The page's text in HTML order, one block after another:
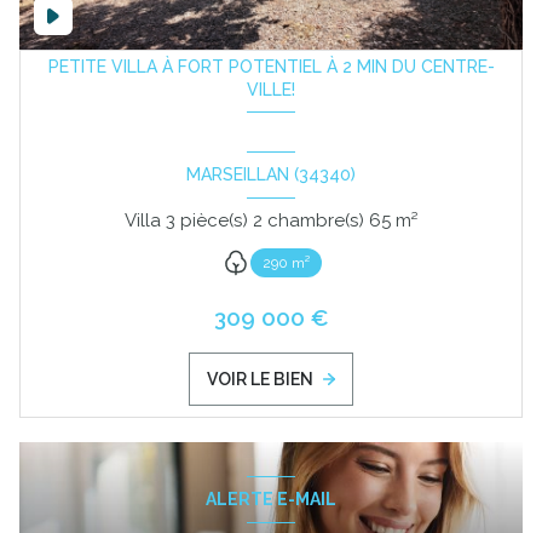
PETITE VILLA À FORT POTENTIEL À 2 MIN DU CENTRE-
VILLE!
MARSEILLAN (34340)
Villa 3 pièce(s) 2 chambre(s) 65 m²
290 m²
309 000 €
VOIR LE BIEN
ALERTE E-MAIL